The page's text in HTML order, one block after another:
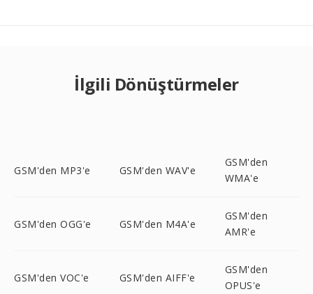
İlgili Dönüştürmeler
GSM'den MP3'e GSM'den WAV'e
GSM'den
WMA'e
GSM'den OGG'e GSM'den M4A'e
GSM'den
AMR'e
GSM'den VOC'e GSM'den AIFF'e
GSM'den
OPUS'e